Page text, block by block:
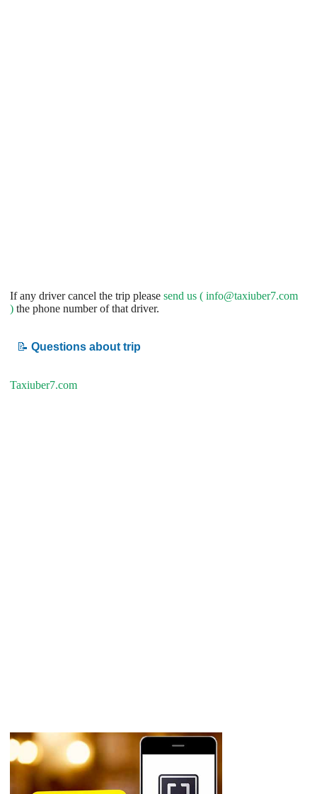
If any driver cancel the trip please send us ( info@taxiuber7.com
) the phone number of that driver.
📝 Questions about trip
Taxiuber7.com